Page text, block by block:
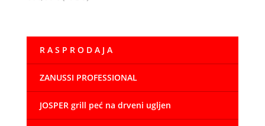
R A S P R O D A J A
ZANUSSI PROFESSIONAL
JOSPER grill peć na drveni ugljen